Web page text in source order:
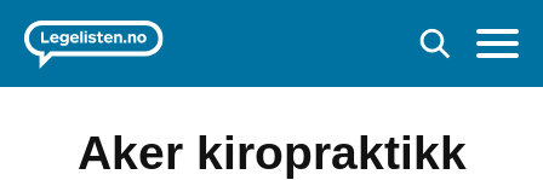
Aker kiropraktikk